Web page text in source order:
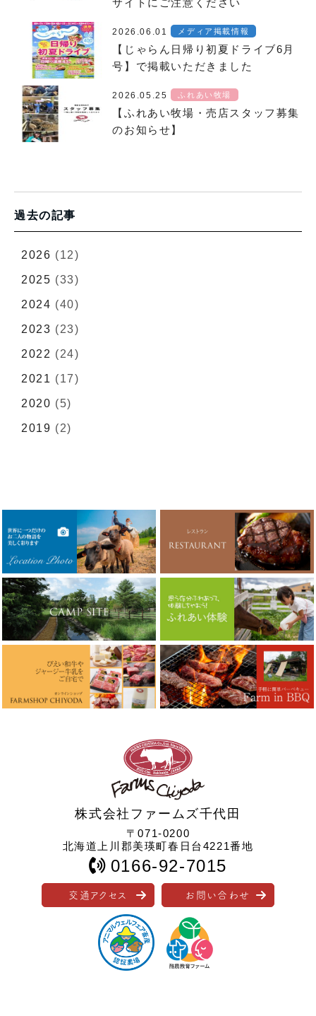
サイトにご注意ください
2026.06.01 メディア掲載情報
【じゃらん日帰り初夏ドライブ6月
号】で掲載いただきました
2026.05.25 ふれあい牧場
【ふれあい牧場・売店スタッフ募集
のお知らせ】
過去の記事
2026 (12)
2025 (33)
2024 (40)
2023 (23)
2022 (24)
2021 (17)
2020 (5)
2019 (2)
株式会社ファームズ千代田
〒071-0200
北海道上川郡美瑛町春日台4221番地
0166-92-7015
交通アクセス お問い合わせ